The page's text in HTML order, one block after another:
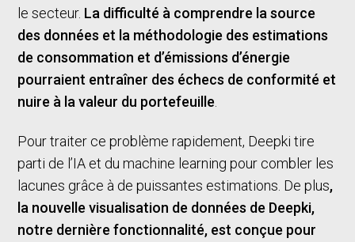
le secteur. La difficulté à comprendre la source
des données et la méthodologie des estimations
de consommation et d’émissions d’énergie
pourraient entraîner des échecs de conformité et
nuire à la valeur du portefeuille
Pour traiter ce problème rapidement, Deepki tire
parti de l’IA et du machine learning pour combler les
lacunes grâce à de puissantes estimations. De plus,
la nouvelle visualisation de données de Deepki,
notre dernière fonctionnalité, est conçue pour